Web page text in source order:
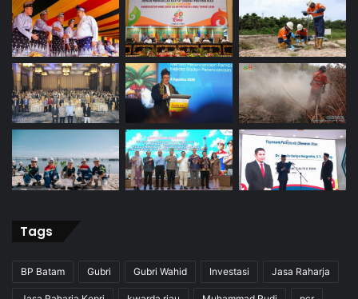
Tags
BP Batam Gubri Gubri Wahid Investasi Jasa Raharja